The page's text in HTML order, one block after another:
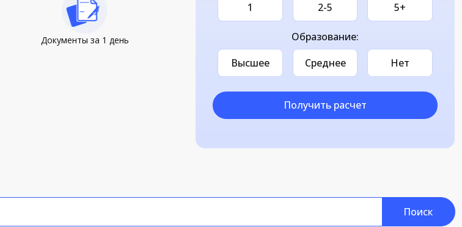
Документы за 1 день
1
2-5 5+
Образование:
Высшее
Среднее Нет
Получить расчет
Поиск